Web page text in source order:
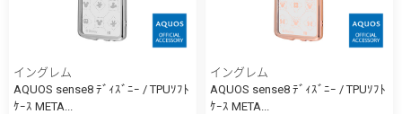
イングレム
AQUOS sense8 ﾃﾞｨｽﾞﾆｰ / TPUｿﾌﾄ
ｹｰｽ META...
イングレム
AQUOS sense8 ﾃﾞｨｽﾞﾆｰ / TPUｿﾌﾄ
ｹｰｽ META...